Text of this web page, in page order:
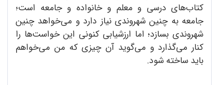
کتاب‌های درسی و معلم و خانواده و جامعه است؛
جامعه به چنین شهروندی نیاز دارد و می‌خواهد چنین
شهروندی بسازد؛ اما ارزشیابی کنونی این خواست‌ها را
کنار می‌گذارد و می‌گوید آن چیزی که من می‌خواهم
باید ساخته شود.